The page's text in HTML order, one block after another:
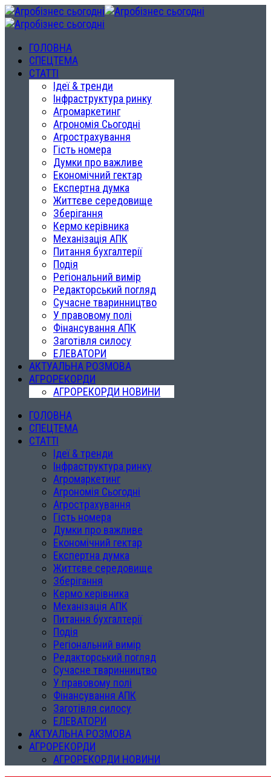
ГОЛОВНА
СПЕЦТЕМА
СТАТТІ
Ідеї & тренди
Інфраструктура ринку
Агромаркетинг
Агрономія Сьогодні
Агрострахування
Гість номера
Думки про важливе
Економічний гектар
Експертна думка
Життєве середовище
Зберігання
Кермо керівника
Механізація АПК
Питання бухгалтерії
Подія
Регіональний вимір
Редакторський погляд
Сучасне тваринництво
У правовому полі
Фінансування АПК
Заготівля силосу
ЕЛЕВАТОРИ
АКТУАЛЬНА РОЗМОВА
АГРОРЕКОРДИ
АГРОРЕКОРДИ НОВИНИ
ГОЛОВНА
СПЕЦТЕМА
СТАТТІ
Ідеї & тренди
Інфраструктура ринку
Агромаркетинг
Агрономія Сьогодні
Агрострахування
Гість номера
Думки про важливе
Економічний гектар
Експертна думка
Життєве середовище
Зберігання
Кермо керівника
Механізація АПК
Питання бухгалтерії
Подія
Регіональний вимір
Редакторський погляд
Сучасне тваринництво
У правовому полі
Фінансування АПК
Заготівля силосу
ЕЛЕВАТОРИ
АКТУАЛЬНА РОЗМОВА
АГРОРЕКОРДИ
АГРОРЕКОРДИ НОВИНИ